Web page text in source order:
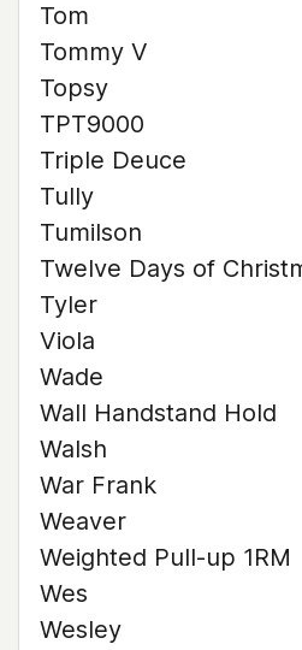
Tom
Tommy V
Topsy
TPT9000
Triple Deuce
Tully
Tumilson
Twelve Days of
Tyler
Viola
Wade
Wall Handstand Hold
Walsh
War Frank
Weaver
Weighted Pull-up 1RM
Wes
Wesley